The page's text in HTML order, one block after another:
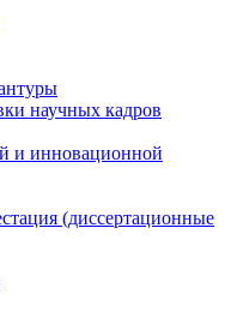
научных кадров
и инновационной
(диссертационные